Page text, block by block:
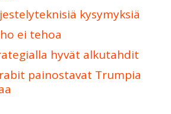
kysymyksiä
ei tehoa
hyvät alkutahdit
painostavat Trumpia